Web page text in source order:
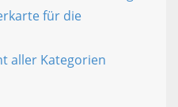
für die
aller Kategorien